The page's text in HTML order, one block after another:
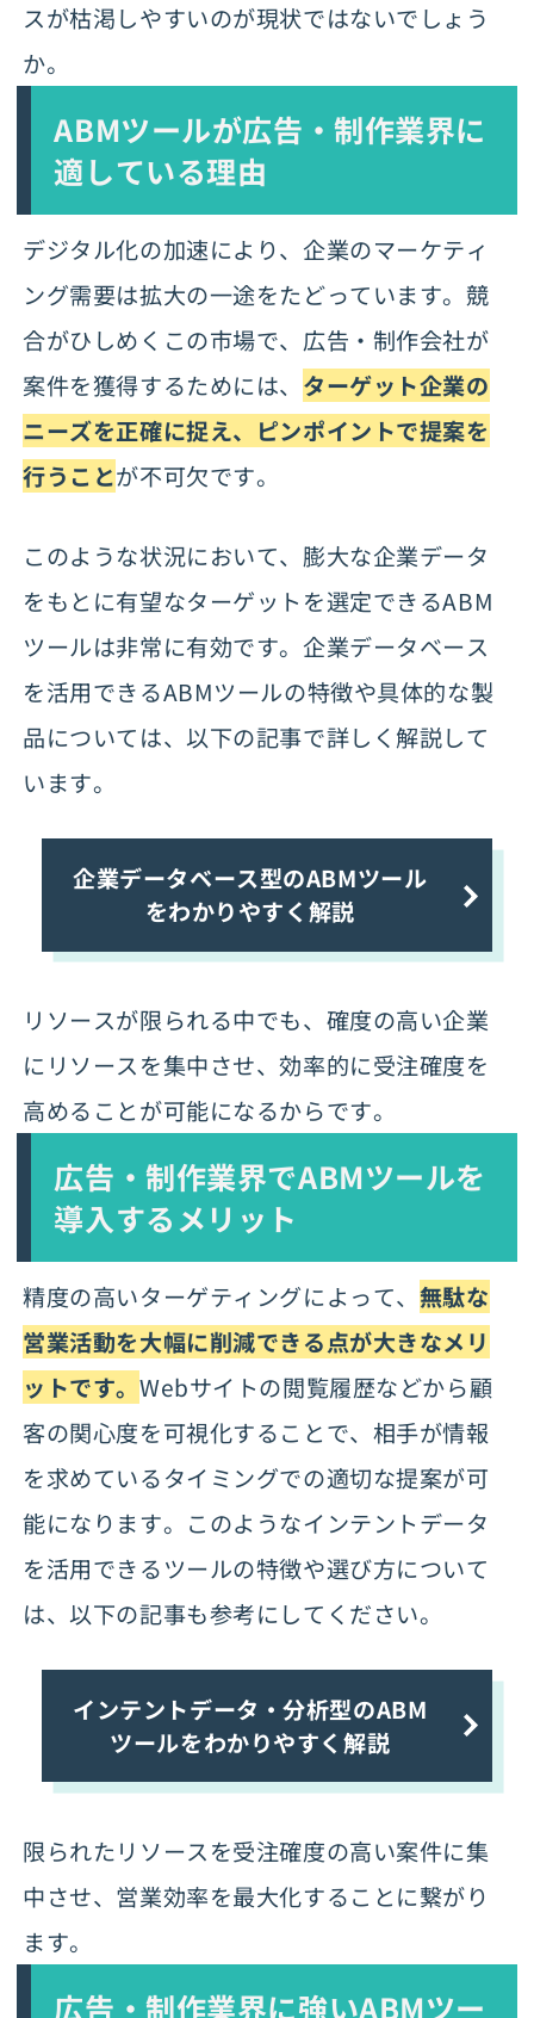
スが枯渇しやすいのが現状ではないでしょう
か。
ABMツールが広告・制作業界に
適している理由
デジタル化の加速により、企業のマーケティ
ング需要は拡大の一途をたどっています。競
合がひしめくこの市場で、広告・制作会社が
案件を獲得するためには、 ターゲット企業の
ニーズを正確に捉え、ピンポイントで提案を
行うことが不可欠です。
このような状況において、膨大な企業データ
をもとに有望なターゲットを選定できるABM
ツールは非常に有効です。企業データベース
を活用できるABMツールの特徴や具体的な製
品については、以下の記事で詳しく解説して
います。
企業データベース型のABMツール
をわかりやすく解説
リソースが限られる中でも、確度の高い企業
にリソースを集中させ、効率的に受注確度を
高めることが可能になるからです。
広告・制作業界でABMツールを
導入するメリット
精度の高いターゲティングによって、 無駄な
営業活動を大幅に削減できる点が大きなメリ
ットです。 Webサイトの閲覧履歴などから顧
客の関心度を可視化することで、相手が情報
を求めているタイミングでの適切な提案が可
能になります。このようなインテントデータ
を活用できるツールの特徴や選び方について
は、以下の記事も参考にしてください。
インテントデータ・分析型のABM
ツールをわかりやすく解説
限られたリソースを受注確度の高い案件に集
中させ、営業効率を最大化することに繋がり
ます。
広告・制作業界に強いABMツー